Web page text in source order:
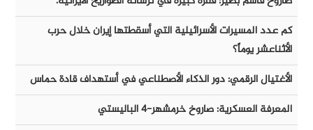
كم عدد المسيرات الأسرائيلية التي أسقطتها إيران خلال حرب
الأثناعشر يوماً؟
الأغتيال الرقمي: دور الذكاء الأصطناعي في أستهداف قادة حماس
المعرفة العسكرية: صاروخ خرمشهر-٤ الباليستي